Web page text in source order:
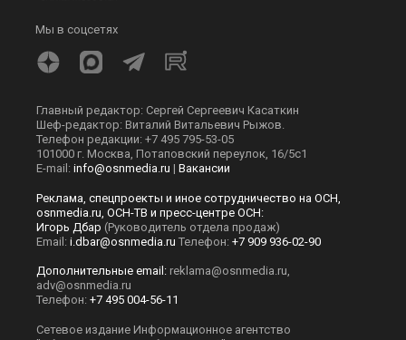
Мы в соцсетях
Главный редактор: Сергей Сергеевич Касаткин
Шеф-редактор: Виталий Витальевич Рыжов.
Телефон редакции: +7 495 795-53-05
101000 г. Москва, Потаповский переулок, 16/5с1
E-mail: info@osnmedia.ru | Вакансии
Реклама, спецпроекты и иное сотрудничество на ОСН,
osnmedia.ru, ОСН-ТВ и пресс-центре ОСН:
Игорь Дбар (Руководитель отдела продаж)
Email: i.dbar@osnmedia.ru Телефон: +7 909 936-02-90
Дополнительные email: reklama@osnmedia.ru
adv@osnmedia.ru
Телефон: +7 495 004-56-11
Сетевое издание Информационное агентство